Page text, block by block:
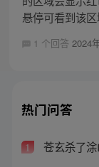
悬停可看到该
1 个回答 2024
热门问答
1 苍玄杀了